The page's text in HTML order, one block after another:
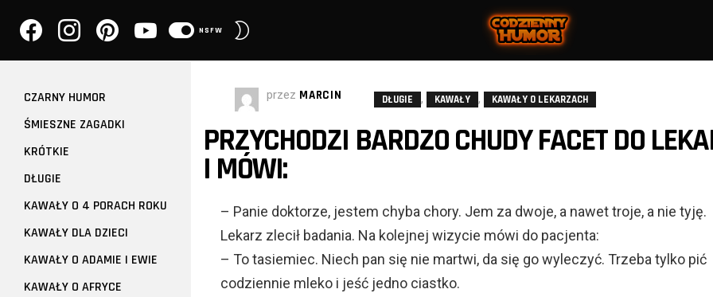
NSFW
przez MARCIN DŁUGIE , KAWAŁY , KAWAŁY O LEKARZACH
PRZYCHODZI BARDZO CHUDY FACET DO
I MÓWI:
– Panie doktorze, jestem chyba chory. Jem za dwoje, a nawet troje, a nie tyję.
Lekarz zlecił badania. Na kolejnej wizycie mówi do pacjenta:
– To tasiemiec. Niech pan się nie martwi, da się go wyleczyć. Trzeba tylko pić
codziennie mleko i jeść jedno ciastko.
CZARNY HUMOR
ŚMIESZNE ZAGADKI
KRÓTKIE
DŁUGIE
KAWAŁY O 4 PORACH ROKU
KAWAŁY DLA DZIECI
KAWAŁY O ADAMIE I EWIE
KAWAŁY O AFRYCE